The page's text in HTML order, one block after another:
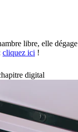
libre, elle dégage
cliquez ici !
digital